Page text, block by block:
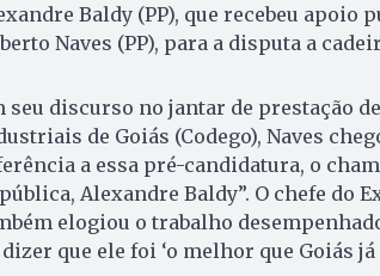
Baldy (PP), que recebeu apoio
Naves (PP), para a disputa a
seu discurso no jantar de prestação
de Goiás (Codego), Naves
a essa pré-candidatura, o
Alexandre Baldy”. O chefe do
elogiou o trabalho
dizer que ele foi ‘o melhor que Goiás já